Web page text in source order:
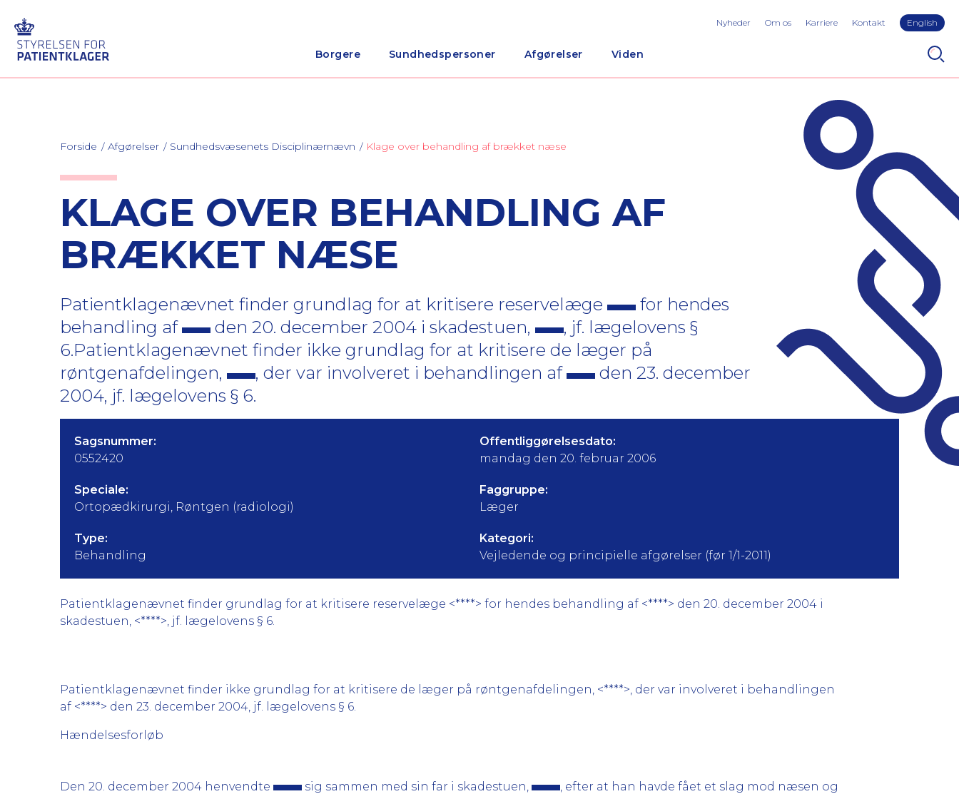
Borgere Sundhedspersoner Afgørelser Viden
Nyheder Om os Karriere Kontakt English
Forside Afgørelser Sundhedsvæsenets Disciplinærnævn Klage over behandling af brækket næse
KLAGE OVER BEHANDLING AF
BRÆKKET NÆSE
Patientklagenævnet finder grundlag for at kritisere reservelæge
for hendes
behandling af
den 20. december 2004 i skadestuen,
, jf. lægelovens §
6.Patientklagenævnet finder ikke grundlag for at kritisere de læger på
røntgenafdelingen,
, der var involveret i behandlingen af
den 23. december
2004, jf. lægelovens § 6.
Sagsnummer:
0552420
Offentliggørelsesdato:
mandag den 20. februar 2006
Speciale:
Ortopædkirurgi, Røntgen (radiologi)
Faggruppe:
Læger
Type:
Behandling
Kategori:
Vejledende og principielle afgørelser (før 1/1-2011)
Patientklagenævnet finder grundlag for at kritisere reservelæge <****> for hendes behandling af <****> den 20. december 2004 i
skadestuen, <****>, jf. lægelovens § 6.
Patientklagenævnet finder ikke grundlag for at kritisere de læger på røntgenafdelingen, <****>, der var involveret i behandlingen
af <****> den 23. december 2004, jf. lægelovens § 6.
Hændelsesforløb
Den 20. december 2004 henvendte sig sammen med sin far i skadestuen,
, efter at han havde fået et slag mod næsen og